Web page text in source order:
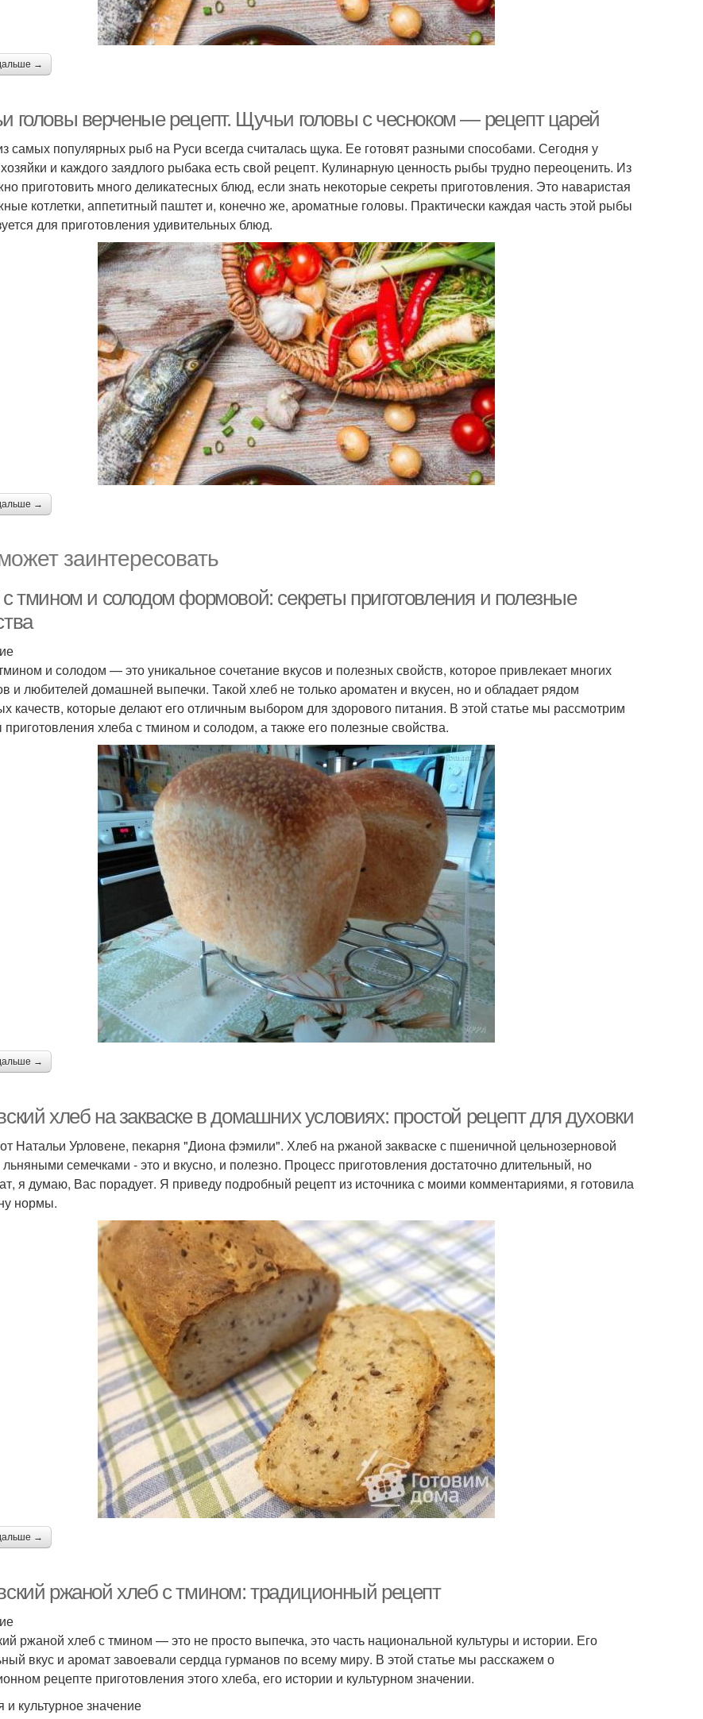
→
головы верченые рецепт. Щучьи головы с чесноком — рецепт царей
самых популярных рыб на Руси всегда считалась щука. Ее готовят разными способами. Сегодня у
и каждого заядлого рыбака есть свой рецепт. Кулинарную ценность рыбы трудно переоценить. Из
приготовить много деликатесных блюд, если знать некоторые секреты приготовления. Это наваристая
котлетки, аппетитный паштет и, конечно же, ароматные головы. Практически каждая часть этой рыбы
для приготовления удивительных блюд.
→
заинтересовать
тмином и солодом формовой: секреты приготовления и полезные
и солодом — это уникальное сочетание вкусов и полезных свойств, которое привлекает многих
и любителей домашней выпечки. Такой хлеб не только ароматен и вкусен, но и обладает рядом
качеств, которые делают его отличным выбором для здорового питания. В этой статье мы рассмотрим
приготовления хлеба с тмином и солодом, а также его полезные свойства.
→
хлеб на закваске в домашних условиях: простой рецепт для духовки
Натальи Урловене, пекарня "Диона фэмили". Хлеб на ржаной закваске с пшеничной цельнозерновой
семечками - это и вкусно, и полезно. Процесс приготовления достаточно длительный, но
я думаю, Вас порадует. Я приведу подробный рецепт из источника с моими комментариями, я готовила
нормы.
→
ржаной хлеб с тмином: традиционный рецепт
ржаной хлеб с тмином — это не просто выпечка, это часть национальной культуры и истории. Его
вкус и аромат завоевали сердца гурманов по всему миру. В этой статье мы расскажем о
рецепте приготовления этого хлеба, его истории и культурном значении.
и культурное значение